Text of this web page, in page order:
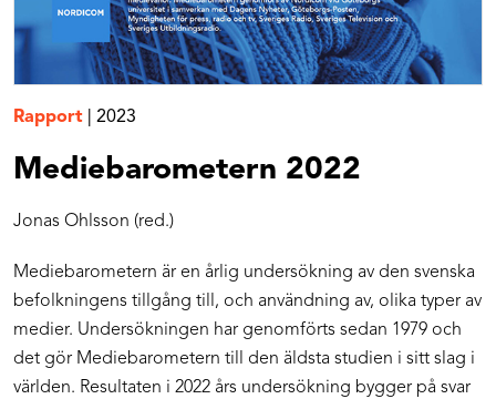
Rapport 2023
Mediebarometern 2022
Jonas Ohlsson (red.)
Mediebarometern är en årlig undersökning av den svenska
befolkningens tillgång till, och användning av, olika typer av
medier. Undersökningen har genomförts sedan 1979 och
det gör Mediebarometern till den äldsta studien i sitt slag i
världen. Resultaten i 2022 års undersökning bygger på svar